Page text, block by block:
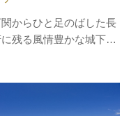
からひと足のばした長
に残る風情豊かな城下